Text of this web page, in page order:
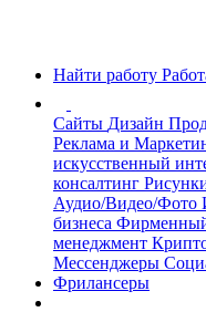
Найти работу
Сайты Дизайн
Реклама и
искусственный
консалтинг
Аудио/Видео/Фото
бизнеса
менеджмент
Мессенджеры
Фрилансеры